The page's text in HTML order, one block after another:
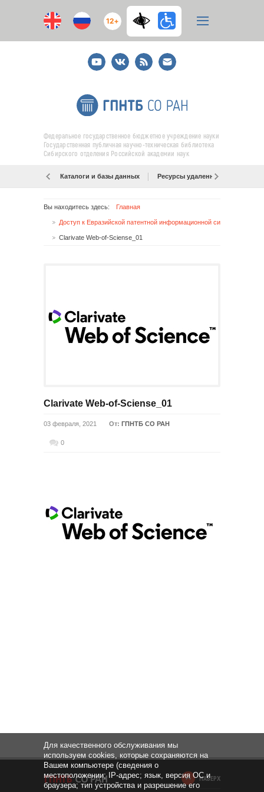
12+
YoutubeВКонтакте
RSS
E-
mail
подписка
Федеральное государственное бюджетное учреждение науки
Государственная публичная научно-техническая библиотека
Сибирского отделения Российской академии наук
Каталоги и базы данных Ресурсы удаленного доступа
Вы находитесь здесь: Главная
Clarivate Web-of-Sciense_01
Clarivate Web-of-Sciense_01
03 февраля, 2021 От: ГПНТБ СО РАН
0
НАВЕРХ
Для качественного обслуживания мы
используем cookies, которые сохраняются на
Вашем компьютере (сведения о
местоположении; IP-адрес; язык, версия ОС и
браузера; тип устройства и разрешение его